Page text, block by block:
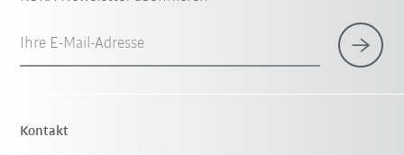
Ihre E-Mail-Adresse
Kontakt